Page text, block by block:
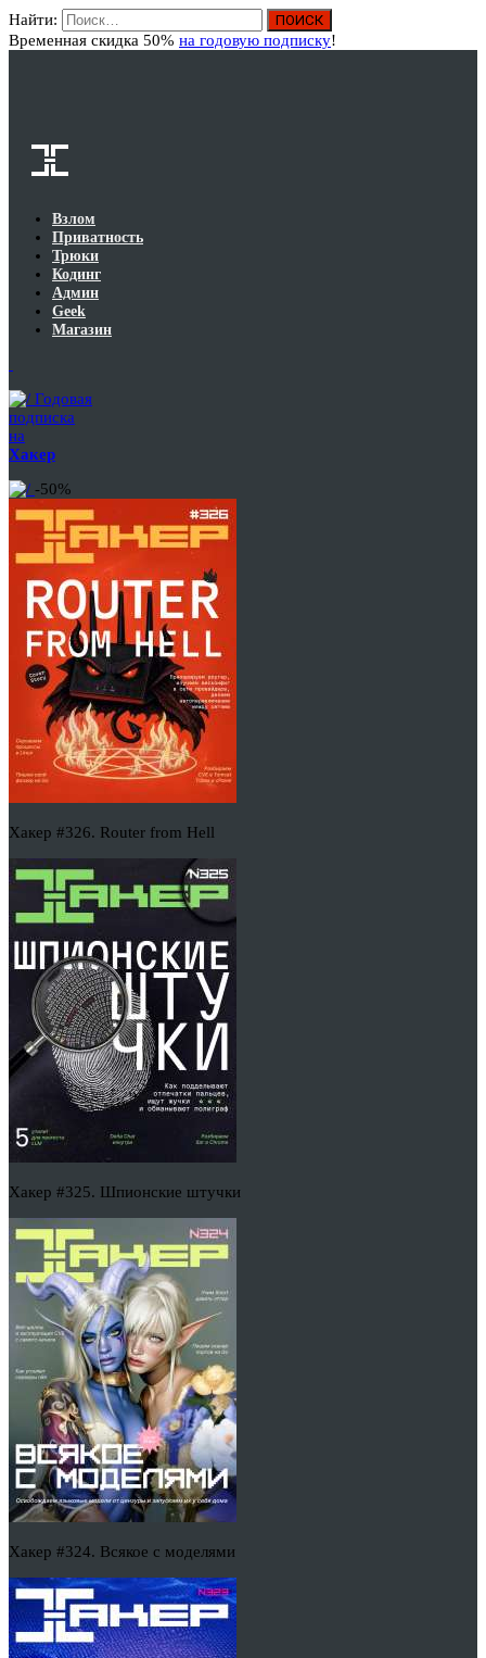
Найти:
Временная скидка 50% на годовую подписку!
Взлом
Приватность
Трюки
Кодинг
Админ
Geek
Магазин
Годовая
подписка
на
Хакер
-50%
Хакер #326. Router from Hell
Хакер #325. Шпионские штучки
Хакер #324. Всякое с моделями